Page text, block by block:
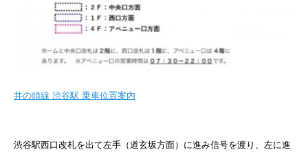
井の頭線 渋谷駅 乗車位置案内
渋谷駅西口改札を出て左手（道玄坂方面）に進み信号を渡り、左に進